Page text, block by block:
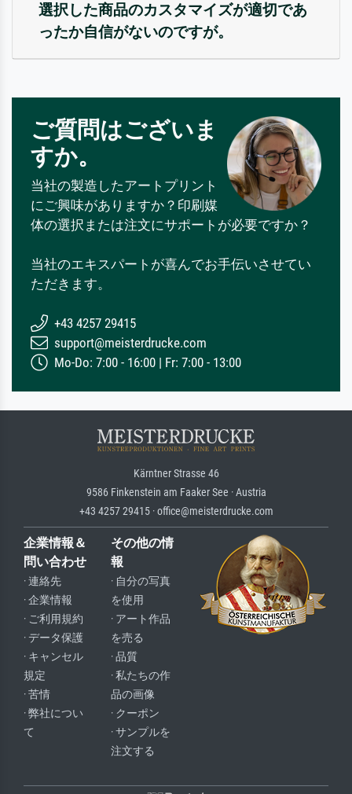
選択した商品のカスタマイズが適切であ
ったか自信がないのですが。
ご質問はございま
すか。
当社の製造したアートプリント
にご興味がありますか？印刷媒
体の選択または注文にサポートが必要ですか？
当社のエキスパートが喜んでお手伝いさせてい
ただきます。
+43 4257 29415
support@meisterdrucke.com
Mo-Do: 7:00 - 16:00 | Fr: 7:00 - 13:00
Kärntner Strasse 46
9586 Finkenstein am Faaker See · Austria
+43 4257 29415 · office@meisterdrucke.com
企業情報＆
問い合わせ
· 連絡先
· 企業情報
· ご利用規約
· データ保護
· キャンセル
規定
· 苦情
· 弊社につい
て
その他の情
報
· 自分の写真
を使用
· アート作品
を売る
· 品質
· 私たちの作
品の画像
· クーポン
· サンプルを
注文する